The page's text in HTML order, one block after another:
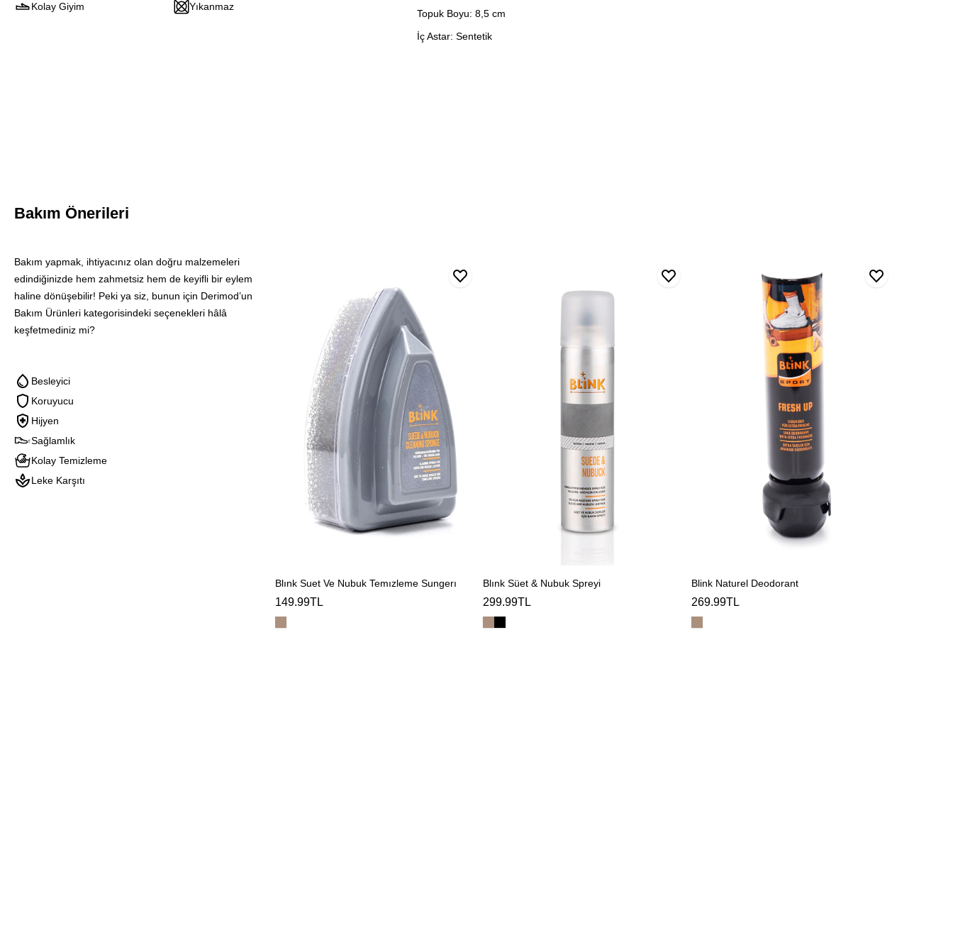
Kolay Giyim Yıkanmaz
Topuk Boyu: 8,5 cm
İç Astar: Sentetik
Bakım Önerileri
Bakım yapmak, ihtiyacınız olan doğru malzemeleri
edindiğinizde hem zahmetsiz hem de keyifli bir eylem
haline dönüşebilir! Peki ya siz, bunun için Derimod’un
Bakım Ürünleri kategorisindeki seçenekleri hâlâ
keşfetmediniz mi?
Besleyici
Koruyucu
Hijyen
Sağlamlık
Kolay Temizleme
Leke Karşıtı
Blınk Suet Ve Nubuk Temızleme Sungerı
149.99TL
Blınk Süet & Nubuk Spreyi
299.99TL
Blink Naturel Deodorant
269.99TL